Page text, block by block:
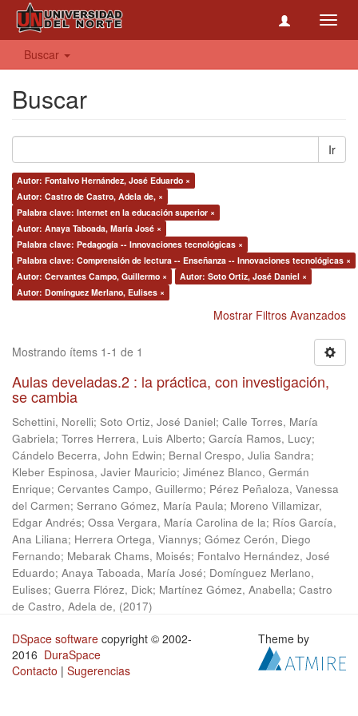
Buscar
Buscar
Ir
Autor: Fontalvo Hernández, José Eduardo ×
Autor: Castro de Castro, Adela de, ×
Palabra clave: Internet en la educación superior ×
Autor: Anaya Taboada, María José ×
Palabra clave: Pedagogía -- Innovaciones tecnológicas ×
Palabra clave: Comprensión de lectura -- Enseñanza -- Innovaciones tecnológicas ×
Autor: Cervantes Campo, Guillermo ×
Autor: Soto Ortiz, José Daniel ×
Autor: Domínguez Merlano, Eulises ×
Mostrar Filtros Avanzados
Mostrando ítems 1-1 de 1
Aulas develadas.2 : la práctica, con investigación,
se cambia
Schettini, Norelli; Soto Ortiz, José Daniel; Calle Torres, María
Gabriela; Torres Herrera, Luis Alberto; García Ramos, Lucy;
Cándelo Becerra, John Edwin; Bernal Crespo, Julia Sandra;
Kleber Espinosa, Javier Mauricio; Jiménez Blanco, Germán
Enrique; Cervantes Campo, Guillermo; Pérez Peñaloza, Vanessa
del Carmen; Serrano Gómez, María Paula; Moreno Villamizar,
Edgar Andrés; Ossa Vergara, María Carolina de la; Ríos García,
Ana Liliana; Herrera Ortega, Viannys; Gómez Cerón, Diego
Fernando; Mebarak Chams, Moisés; Fontalvo Hernández, José
Eduardo; Anaya Taboada, María José; Domínguez Merlano,
Eulises; Guerra Flórez, Dick; Martínez Gómez, Anabella; Castro
de Castro, Adela de, (2017)
DSpace software copyright © 2002-
2016 DuraSpace
Contacto | Sugerencias
Theme by